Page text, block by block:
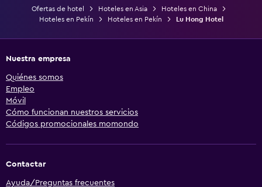
Ofertas de hotel Hoteles en Asia
Hoteles en China
Hoteles en Pekín
Hoteles en Pekín Lu Hong Hotel
Nuestra empresa
Quiénes somos
Empleo
Móvil
Cómo funcionan nuestros servicios
Códigos promocionales momondo
Contactar
Ayuda/Preguntas frecuentes